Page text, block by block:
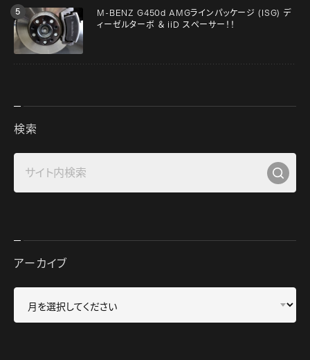
M-BENZ G450d AMGラインパッケージ (ISG) デ
ィーゼルターボ ＆ iiD スペーサー！！
検索
アーカイブ